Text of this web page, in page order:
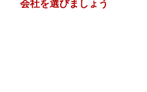
会社を選びましょう